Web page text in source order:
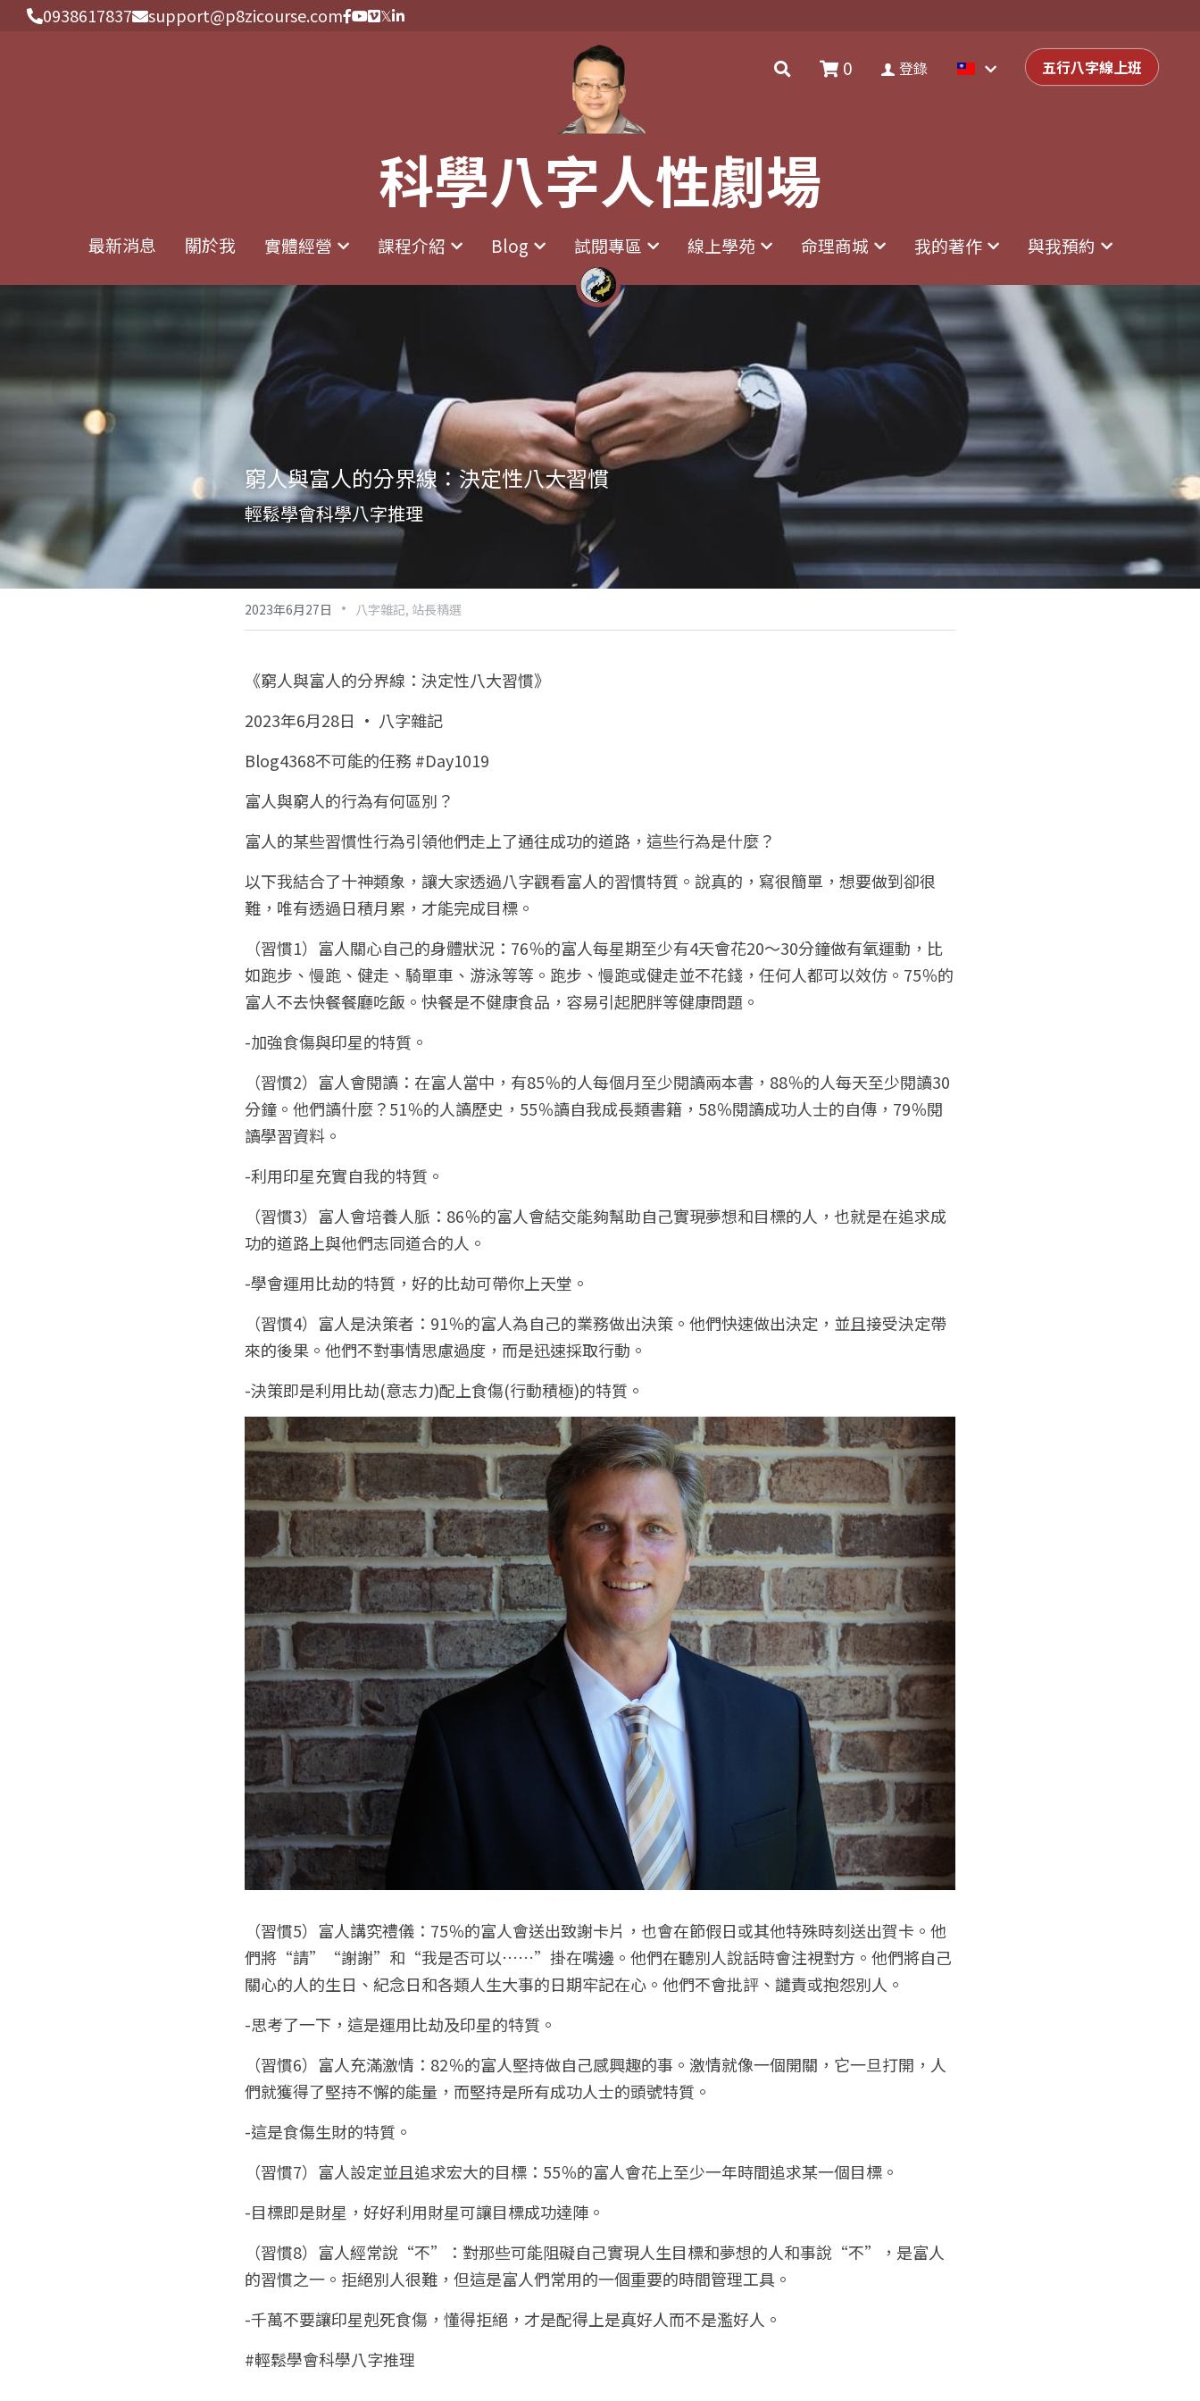
0938617837 support@p8zicourse.com
科學八字人性劇場
最新消息 關於我 實體經營 課程介紹 Blog 試閱專區 線上學苑 命理商城 我的著作 與我預約
0 登錄 五行八字線上班
0938617837 support@p8zicourse.com
科學八字人性劇場
最新消息 關於我 實體經營 課程介紹 Blog 試閱專區 線上學苑 命理商城 我的著作 與我預約
0 登錄 五行八字線上班
窮人與富人的分界線：決定性八大習慣
輕鬆學會科學八字推理
2023年6月27日 · 八字雜記, 站長精選
《窮人與富人的分界線：決定性八大習慣》
2023年6月28日 · 八字雜記
Blog4368不可能的任務 #Day1019
富人與窮人的行為有何區別？
富人的某些習慣性行為引領他們走上了通往成功的道路，這些行為是什麼？
以下我結合了十神類象，讓大家透過八字觀看富人的習慣特質。說真的，寫很簡單，想要做到卻很
難，唯有透過日積月累，才能完成目標。
（習慣1）富人關心自己的身體狀況：76％的富人每星期至少有4天會花20～30分鐘做有氧運動，比
如跑步、慢跑、健走、騎單車、游泳等等。跑步、慢跑或健走並不花錢，任何人都可以效仿。75％的
富人不去快餐餐廳吃飯。快餐是不健康食品，容易引起肥胖等健康問題。
-加強食傷與印星的特質。
（習慣2）富人會閱讀：在富人當中，有85％的人每個月至少閱讀兩本書，88％的人每天至少閱讀30
分鐘。他們讀什麼？51％的人讀歷史，55％讀自我成長類書籍，58％閱讀成功人士的自傳，79％閱
讀學習資料。
-利用印星充實自我的特質。
（習慣3）富人會培養人脈：86％的富人會結交能夠幫助自己實現夢想和目標的人，也就是在追求成
功的道路上與他們志同道合的人。
-學會運用比劫的特質，好的比劫可帶你上天堂。
（習慣4）富人是決策者：91％的富人為自己的業務做出決策。他們快速做出決定，並且接受決定帶
來的後果。他們不對事情思慮過度，而是迅速採取行動。
-決策即是利用比劫(意志力)配上食傷(行動積極)的特質。
（習慣5）富人講究禮儀：75％的富人會送出致謝卡片，也會在節假日或其他特殊時刻送出賀卡。他
們將“請”“謝謝”和“我是否可以……”掛在嘴邊。他們在聽別人說話時會注視對方。他們將自己
關心的人的生日、紀念日和各類人生大事的日期牢記在心。他們不會批評、譴責或抱怨別人。
-思考了一下，這是運用比劫及印星的特質。
（習慣6）富人充滿激情：82％的富人堅持做自己感興趣的事。激情就像一個開關，它一旦打開，人
們就獲得了堅持不懈的能量，而堅持是所有成功人士的頭號特質。
-這是食傷生財的特質。
（習慣7）富人設定並且追求宏大的目標：55％的富人會花上至少一年時間追求某一個目標。
-目標即是財星，好好利用財星可讓目標成功達陣。
（習慣8）富人經常說“不”：對那些可能阻礙自己實現人生目標和夢想的人和事說“不”，是富人
的習慣之一。拒絕別人很難，但這是富人們常用的一個重要的時間管理工具。
-千萬不要讓印星剋死食傷，懂得拒絕，才是配得上是真好人而不是濫好人。
#輕鬆學會科學八字推理